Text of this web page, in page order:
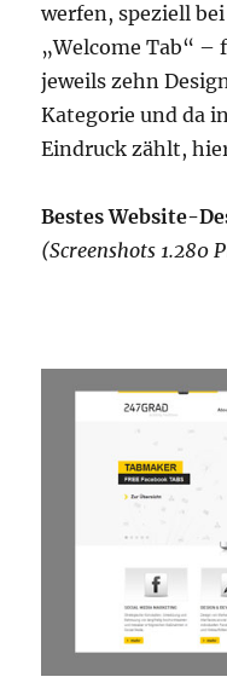
werfen, speziell
„Welcome Tab“ –
jeweils zehn
Kategorie und da
Eindruck zählt,
Bestes Website-
(Screenshots 1.280